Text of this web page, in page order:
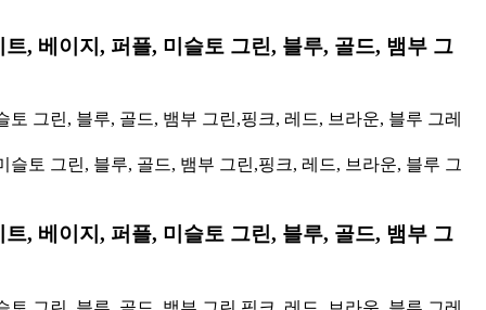
, 베이지, 퍼플, 미슬토 그린, 블루, 골드, 뱀부 그
그린, 블루, 골드, 뱀부 그린,핑크, 레드, 브라운, 블루 그레
, 베이지, 퍼플, 미슬토 그린, 블루, 골드, 뱀부 그